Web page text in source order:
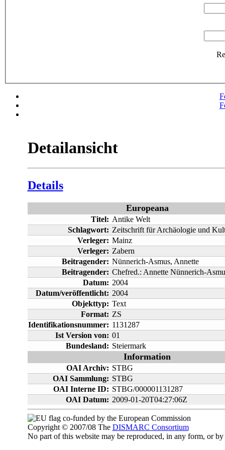
Detailansicht
Details
Europeana
Titel: Antike Welt
Schlagwort: Zeitschrift für Archäologie und
Verleger: Mainz
Verleger: Zabern
Beitragender: Nünnerich-Asmus, Annette
Beitragender: Chefred.: Annette Nünnerich-
Datum: 2004
Datum/veröffentlicht: 2004
Objekttyp: Text
Format: ZS
Identifikationsnummer: 1131287
Ist Version von: 01
Bundesland: Steiermark
Information
OAI Archiv: STBG
OAI Sammlung: STBG
OAI Interne ID: STBG/000001131287
OAI Datum: 2009-01-20T04:27:06Z
co-funded by the European Commission
Copyright © 2007/08 The DISMARC Consortium
No part of this website may be reproduced, in any form, or